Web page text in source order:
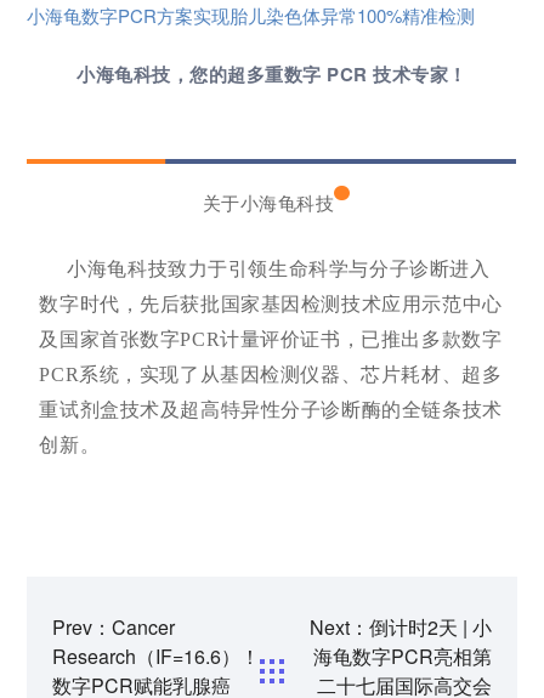
小海龟数字PCR方案实现胎儿染色体异常100%精准检测
小海龟科技，您的超多重数字 PCR 技术专家！
关于小海龟科技
小海龟科技致力于引领生命科学与分子诊断进入
数字时代，先后获批国家基因检测技术应用示范中心
及国家首张数字PCR计量评价证书，已推出多款数字
PCR系统，实现了从基因检测仪器、芯片耗材、超多
重试剂盒技术及超高特异性分子诊断酶的全链条技术
创新。
Prev：Cancer
Research（IF=16.6）！
数字PCR赋能乳腺癌
Next：倒计时2天 | 小
海龟数字PCR亮相第
二十七届国际高交会